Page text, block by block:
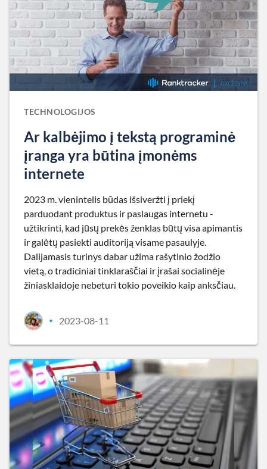
TECHNOLOGIJOS
Ar kalbėjimo į tekstą programinė
įranga yra būtina įmonėms
internete
2023 m. vienintelis būdas išsiveržti į priekį
parduodant produktus ir paslaugas internetu -
užtikrinti, kad jūsų prekės ženklas būtų visa apimantis
ir galėtų pasiekti auditoriją visame pasaulyje.
Dalijamasis turinys dabar užima rašytinio žodžio
vietą, o tradiciniai tinklaraščiai ir įrašai socialinėje
žiniasklaidoje nebeturi tokio poveikio kaip anksčiau.
• 2023-08-11